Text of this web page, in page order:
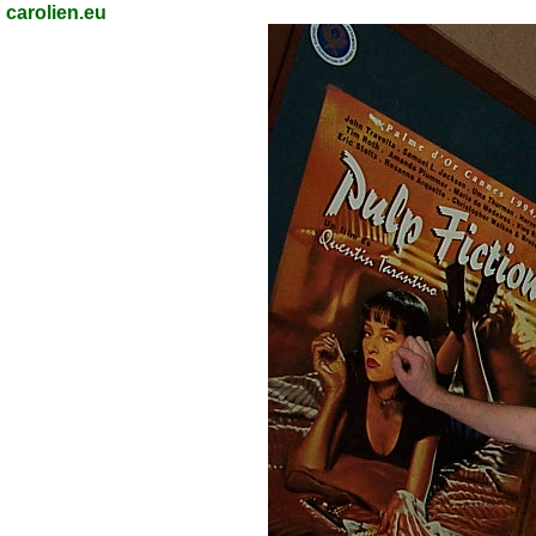
carolien.eu